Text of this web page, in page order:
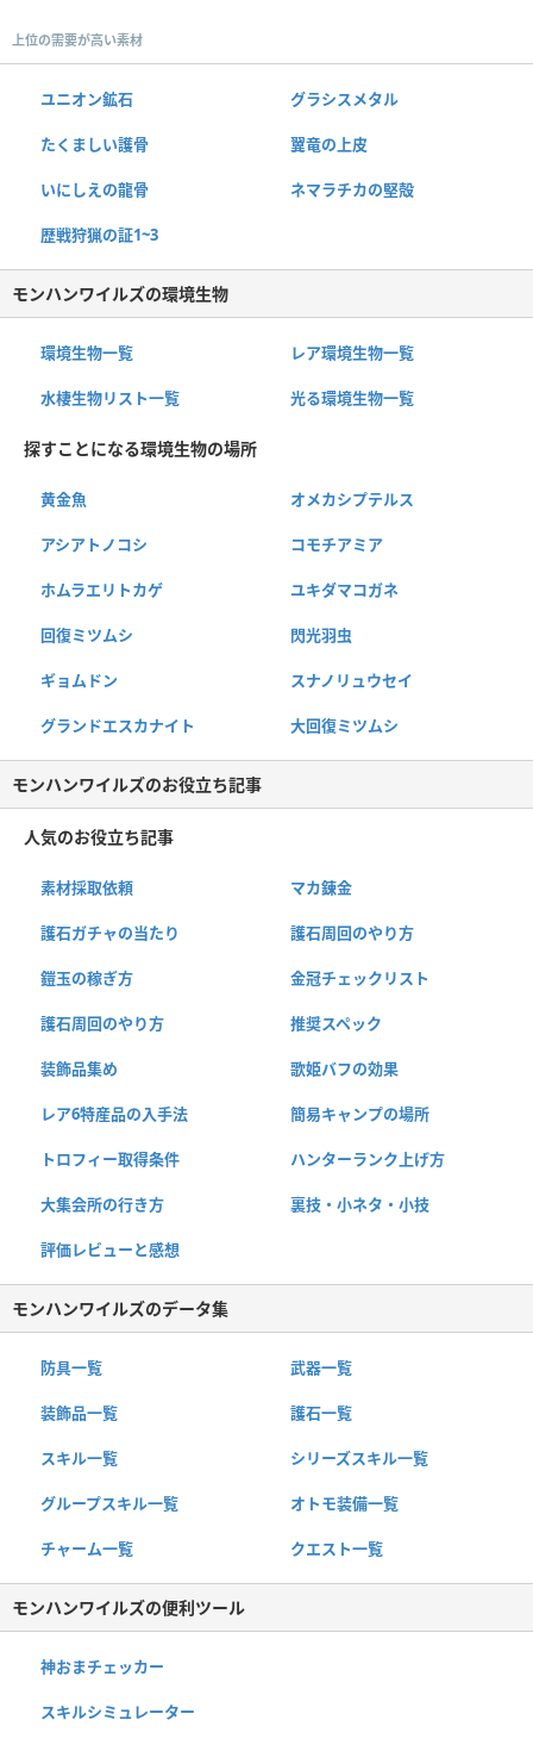
上位の需要が高い素材
ユニオン鉱石 グラシスメタル
たくましい護骨 翼竜の上皮
いにしえの龍骨 ネマラチカの堅殻
歴戦狩猟の証1~3
モンハンワイルズの環境生物
環境生物一覧 レア環境生物一覧
水棲生物リスト一覧 光る環境生物一覧
探すことになる環境生物の場所
黄金魚 オメカシプテルス
アシアトノコシ コモチアミア
ホムラエリトカゲ ユキダマコガネ
回復ミツムシ 閃光羽虫
ギョムドン スナノリュウセイ
グランドエスカナイト 大回復ミツムシ
モンハンワイルズのお役立ち記事
人気のお役立ち記事
素材採取依頼 マカ錬金
護石ガチャの当たり 護石周回のやり方
鎧玉の稼ぎ方 金冠チェックリスト
護石周回のやり方 推奨スペック
装飾品集め 歌姫バフの効果
レア6特産品の入手法 簡易キャンプの場所
トロフィー取得条件 ハンターランク上げ方
大集会所の行き方 裏技・小ネタ・小技
評価レビューと感想
モンハンワイルズのデータ集
防具一覧 武器一覧
装飾品一覧 護石一覧
スキル一覧 シリーズスキル一覧
グループスキル一覧 オトモ装備一覧
チャーム一覧 クエスト一覧
モンハンワイルズの便利ツール
神おまチェッカー
スキルシミュレーター